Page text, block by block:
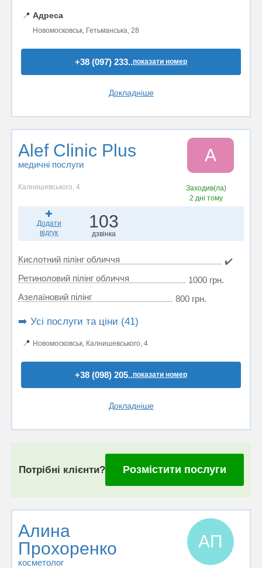
📍 Адреса
Новомосковськ, Гетьманська, 28
+38 (097) 233..показати номер
Докладніше
Alef Clinic Plus
медичні послуги A
Калнишевського, 4
Заходив(ла)
2 дні тому
Додати
відгук
103
дзвінка
Кислотний пілінг обличчя
✔️
Ретиноловий пілінг обличчя
1000 грн.
Азелаїновий пілінг
800 грн.
➡️ Усі послуги та ціни (41)
📍 Новомосковськ, Калнишевського, 4
+38 (098) 205..показати номер
Докладніше
Потрібні клієнти? Розмістити послуги
Алина
Прохоренко
косметолог
АП